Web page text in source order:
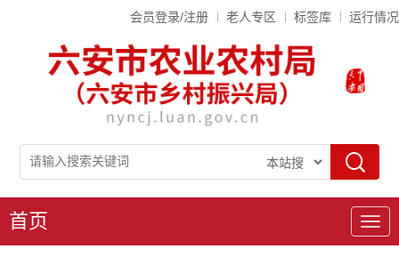
会员登录/注册 老人专区 标签库 运行情况
导
航
首页